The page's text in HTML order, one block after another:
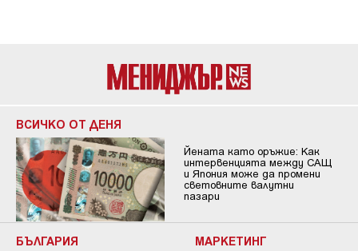
ВСИЧКО ОТ ДЕНЯ
Йената като оръжие: Как
интервенцията между САЩ
и Япония може да промени
световните валутни
пазари
БЪЛГАРИЯ МАРКЕТИНГ